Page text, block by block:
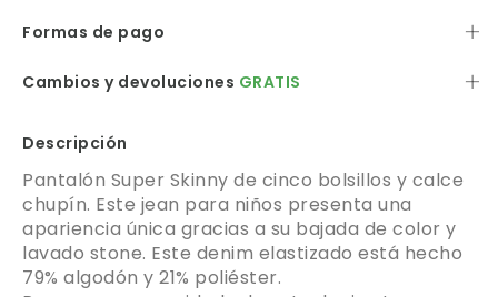
Formas de pago
Cambios y devoluciones GRATIS
Descripción
Pantalón Super Skinny de cinco bolsillos y calce
chupín. Este jean para niños presenta una
apariencia única gracias a su bajada de color y
lavado stone. Este denim elastizado está hecho
79% algodón y 21% poliéster.